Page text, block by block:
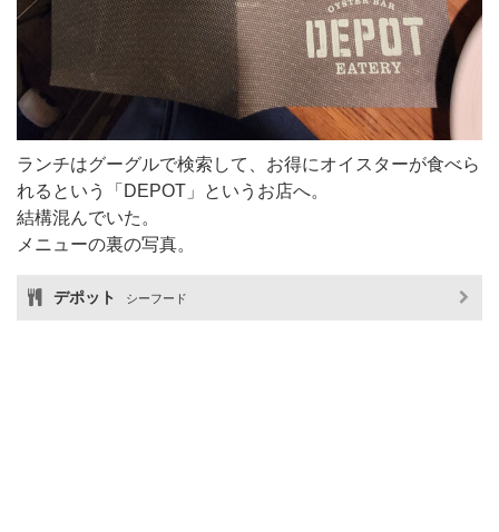
ランチはグーグルで検索して、お得にオイスターが食べら
れるという「DEPOT」というお店へ。
結構混んでいた。
メニューの裏の写真。
デポット シーフード